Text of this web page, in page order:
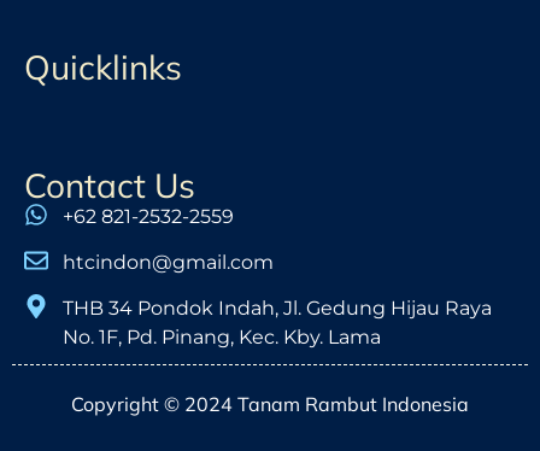
Quicklinks
Contact Us
+62 821-2532-2559
htcindon@gmail.com
THB 34 Pondok Indah, Jl. Gedung Hijau Raya
No. 1F, Pd. Pinang, Kec. Kby. Lama
Copyright © 2024 Tanam Rambut Indonesia